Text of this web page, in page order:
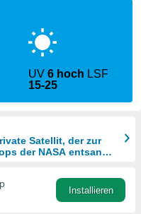
UV6 hoch LSF
15-25
Satellit, der zur
der NASA entsandt
Installieren